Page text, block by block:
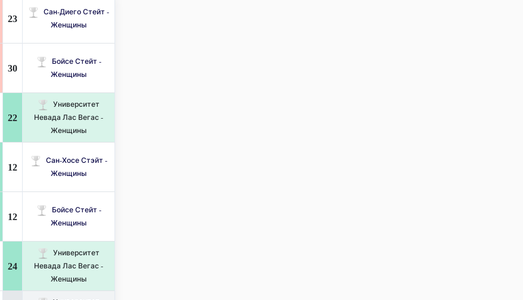
23
Сан-Диего Стейт -
Женщины
30
Бойсе Стейт -
Женщины
22
Университет
Невада Лас Вегас -
Женщины
12
Сан-Хосе Стэйт -
Женщины
12
Бойсе Стейт -
Женщины
24
Университет
Невада Лас Вегас -
Женщины